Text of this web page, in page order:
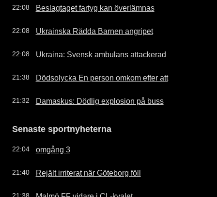
22:08 Beslagtaget fartyg kan överlämnas
22:08 Ukrainska Rädda Barnen angripet
22:08 Ukraina: Svensk ambulans attackerad
21:38 Dödsolycka En person omkom efter att
21:32 Damaskus: Dödlig explosion på buss
Senaste sportnyheterna
22:04 omgång 3
21:40 Rejält irriterat när Göteborg föll